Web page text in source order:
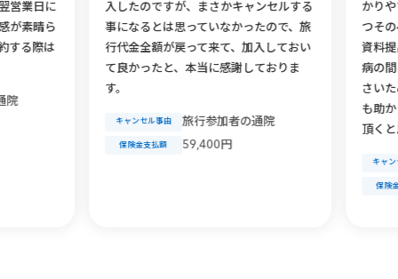
入したのですが、まさかキャンセルする
事になるとは思っていなかったので、旅
行代金全額が戻って来て、加入しておい
て良かったと、本当に感謝しておりま
旅行参加者の通院
59,400円
かりやすく説明
つそのページも
資料提出もシン
病の間に手続き
さいため、念の
も助かりました
頂くと思います。
旅